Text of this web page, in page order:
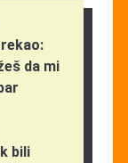
da mi
bili